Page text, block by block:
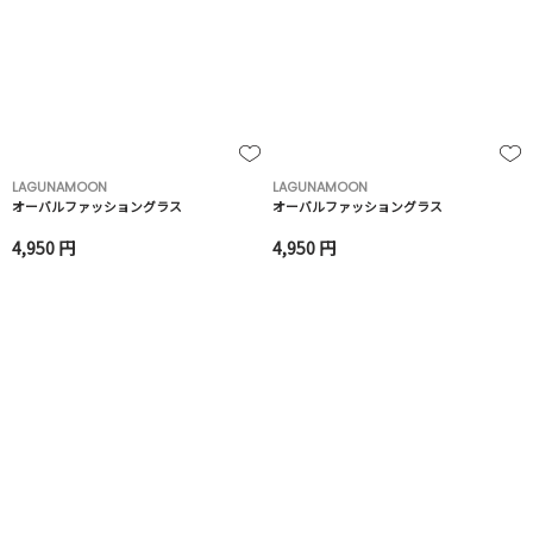
LAGUNAMOON
オーバルファッショングラス
4,950 円
LAGUNAMOON
オーバルファッショングラス
4,950 円